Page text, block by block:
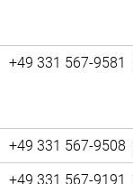
+49 331 567-9581
+49 331 567-9508
+49 331 567-9191